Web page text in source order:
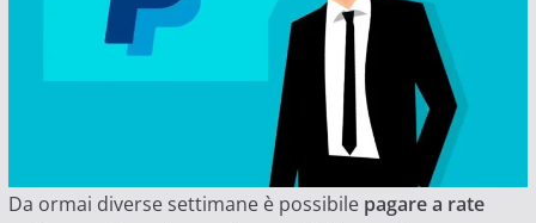
Da ormai diverse settimane è possibilepagare a rate